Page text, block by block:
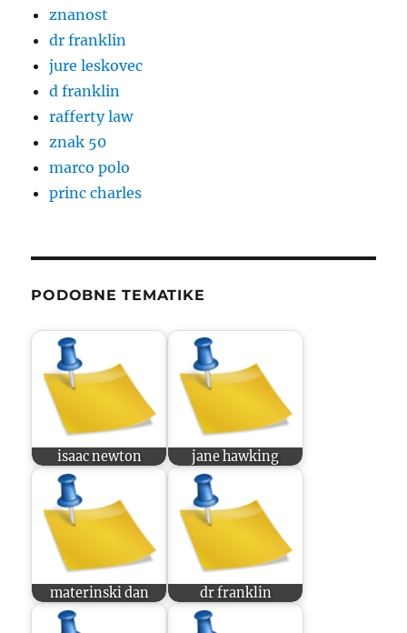
znanost
dr franklin
jure leskovec
d franklin
rafferty law
znak 50
marco polo
princ charles
PODOBNE TEMATIKE
isaac newton jane hawking
materinski dan dr franklin